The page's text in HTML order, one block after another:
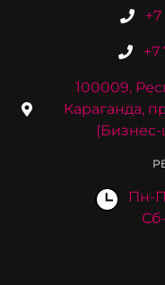
+7
100009,
Караганда,
Пн-